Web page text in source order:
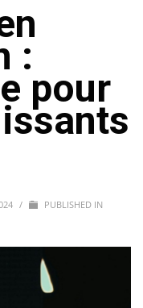
:
pour
/
PUBLISHED IN